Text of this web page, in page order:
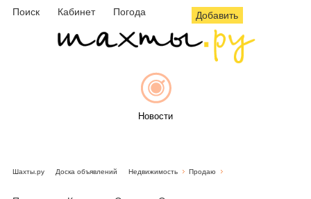
Поиск Кабинет Погода Добавить
Новости
Шахты.ру Доска объявлений Недвижимость Продаю